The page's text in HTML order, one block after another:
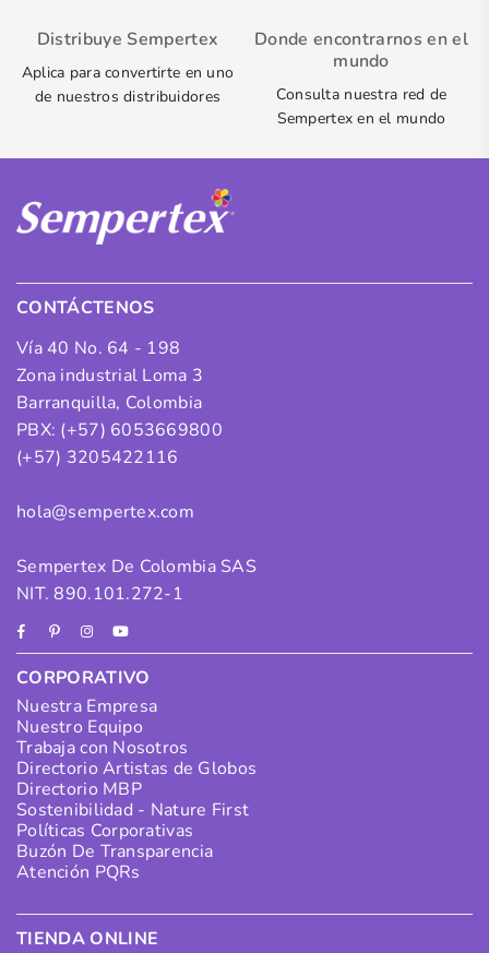
Distribuye Sempertex
Aplica para convertirte en uno
de nuestros distribuidores
Donde encontrarnos en el
mundo
Consulta nuestra red de
Sempertex en el mundo
CONTÁCTENOS
Vía 40 No. 64 - 198
Zona industrial Loma 3
Barranquilla, Colombia
PBX: (+57) 6053669800
(+57) 3205422116
hola@sempertex.com
Sempertex De Colombia SAS
NIT. 890.101.272-1
FacebookPinterestInstagram
YouTube
CORPORATIVO
Nuestra Empresa
Nuestro Equipo
Trabaja con Nosotros
Directorio Artistas de Globos
Directorio MBP
Sostenibilidad - Nature First
Políticas Corporativas
Buzón De Transparencia
Atención PQRs
TIENDA ONLINE